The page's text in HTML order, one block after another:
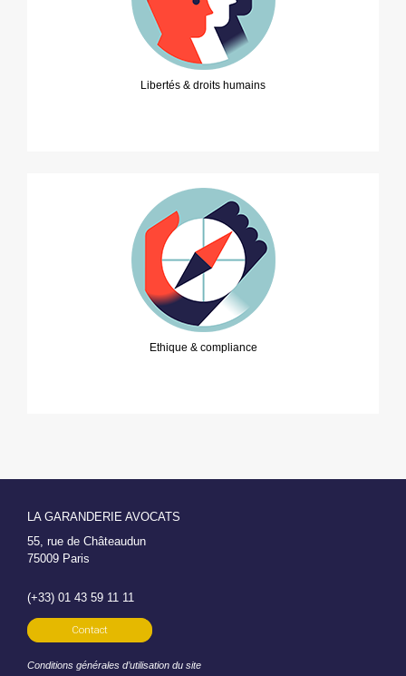
Libertés & droits humains
Ethique & compliance
LA GARANDERIE AVOCATS
55, rue de Châteaudun
75009 Paris
(+33) 01 43 59 11 11
Contact
Conditions générales d’utilisation du site